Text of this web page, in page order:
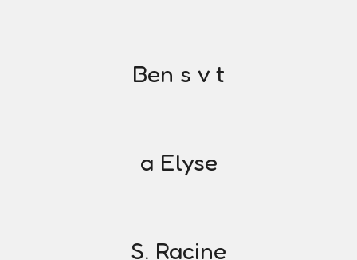
Ben s v t
a Elyse
S. Racine